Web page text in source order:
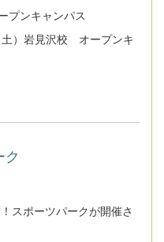
ンキャンパス
岩見沢校 オープンキ
スポーツパークが開催さ